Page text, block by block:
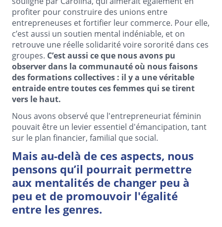
profiter pour construire des unions entre
entrepreneuses et fortifier leur commerce. Pour elle,
c’est aussi un soutien mental indéniable, et on
retrouve une réelle solidarité voire sororité dans ces
groupes. C’est aussi ce que nous avons pu
observer dans la communauté où nous faisons
des formations collectives : il y a une véritable
entraide entre toutes ces femmes qui se tirent
vers le haut.
Nous avons observé que l'entrepreneuriat féminin
pouvait être un levier essentiel d'émancipation, tant
sur le plan financier, familial que social.
Mais au-delà de ces aspects, nous
pensons qu’il pourrait permettre
aux mentalités de changer peu à
peu et de promouvoir l'égalité
entre les genres.